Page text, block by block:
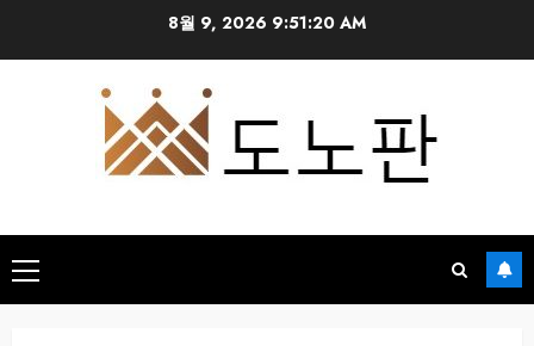
8월 9, 2026 9:51:20 AM
Primary
Menu